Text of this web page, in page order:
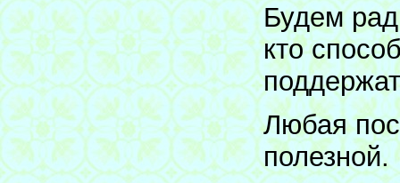
Будем
кто
Любая
полезной.